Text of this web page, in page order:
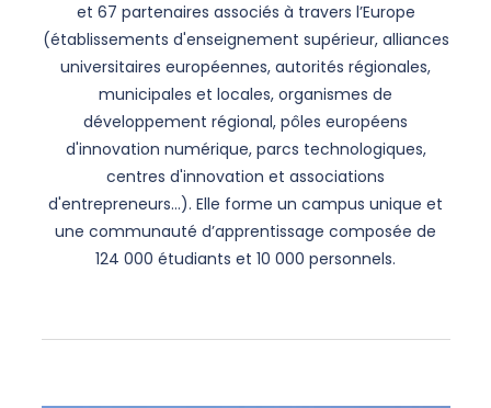
et 67 partenaires associés à travers l’Europe
(établissements d'enseignement supérieur, alliances
universitaires européennes, autorités régionales,
municipales et locales, organismes de
développement régional, pôles européens
d'innovation numérique, parcs technologiques,
centres d'innovation et associations
d'entrepreneurs…). Elle forme un campus unique et
une communauté d’apprentissage composée de
124 000 étudiants et 10 000 personnels.